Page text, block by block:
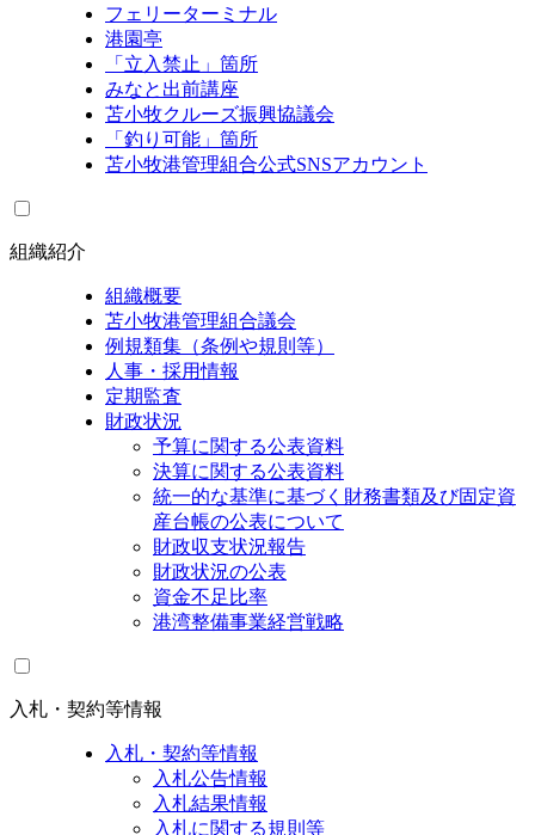
フェリーターミナル
港園亭
「立入禁止」箇所
みなと出前講座
苫小牧クルーズ振興協議会
「釣り可能」箇所
苫小牧港管理組合公式SNSアカウント
組織紹介
組織概要
苫小牧港管理組合議会
例規類集（条例や規則等）
人事・採用情報
定期監査
財政状況
予算に関する公表資料
決算に関する公表資料
統一的な基準に基づく財務書類及び固定資
産台帳の公表について
財政収支状況報告
財政状況の公表
資金不足比率
港湾整備事業経営戦略
入札・契約等情報
入札・契約等情報
入札公告情報
入札結果情報
入札に関する規則等